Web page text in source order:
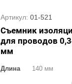
Артикул: 01-521
Съемник
для проводов
мм
Длина 140 мм